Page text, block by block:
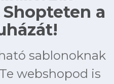
a
sablonoknak
webshopod is